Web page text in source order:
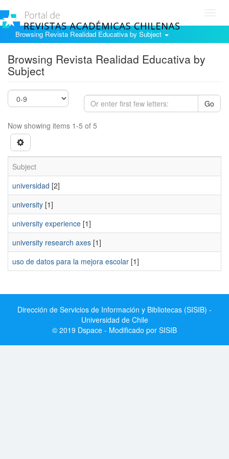
Browsing Revista Realidad Educativa by Subject
Browsing Revista Realidad Educativa by
Subject
Go
Now showing items 1-5 of 5
Subject
universidad [2]
university [1]
university experience [1]
university research axes [1]
uso de datos para la mejora escolar [1]
Dirección de Servicios de Información y Bibliotecas (SISIB) -
Universidad de Chile
© 2019 Dspace - Modificado por SISIB